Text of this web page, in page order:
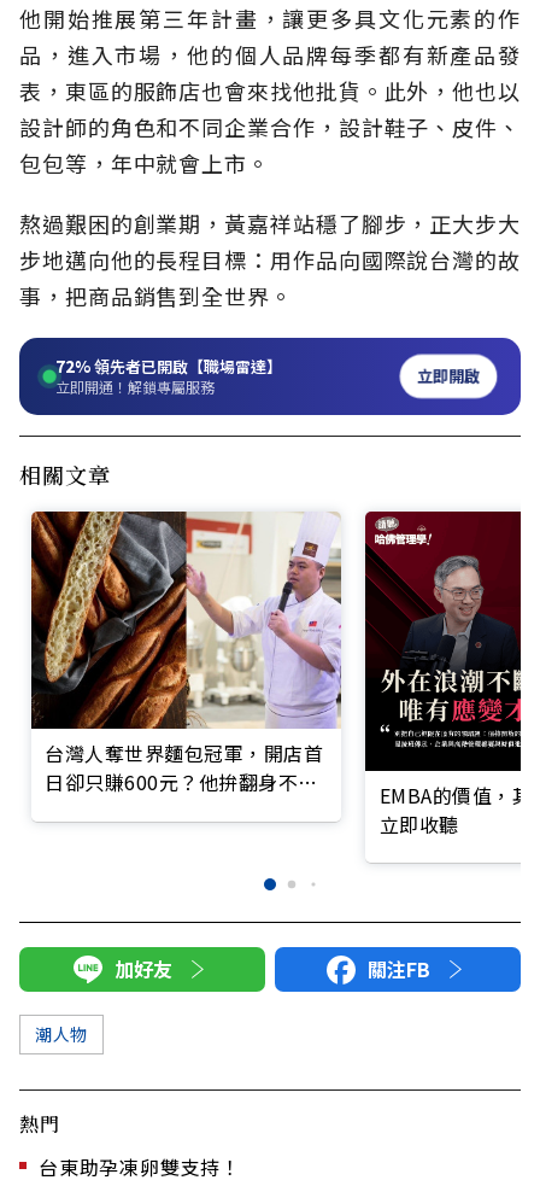
他開始推展第三年計畫，讓更多具文化元素的作
品，進入市場，他的個人品牌每季都有新產品發
表，東區的服飾店也會來找他批貨。此外，他也以
設計師的角色和不同企業合作，設計鞋子、皮件、
包包等，年中就會上市。
熬過艱困的創業期，黃嘉祥站穩了腳步，正大步大
步地邁向他的長程目標：用作品向國際說台灣的故
事，把商品銷售到全世界。
72%領先者已開啟【職場雷達】
立即開通！解鎖專屬服務 立即開啟
相關文章
台灣人奪世界麵包冠軍，開店首
日卻只賺600元？他拚翻身不靠
EMBA的價值，
立即收聽
加好友 關注FB
潮人物
熱門
台東助孕凍卵雙支持！